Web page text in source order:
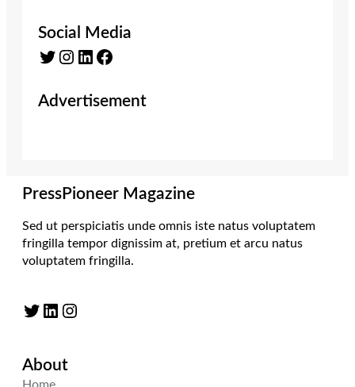
Social Media
Twitter Instagram LinkedIn Facebook
Advertisement
PressPioneer Magazine
Sed ut perspiciatis unde omnis iste natus voluptatem
fringilla tempor dignissim at, pretium et arcu natus
voluptatem fringilla.
Twitter LinkedIn Instagram
About